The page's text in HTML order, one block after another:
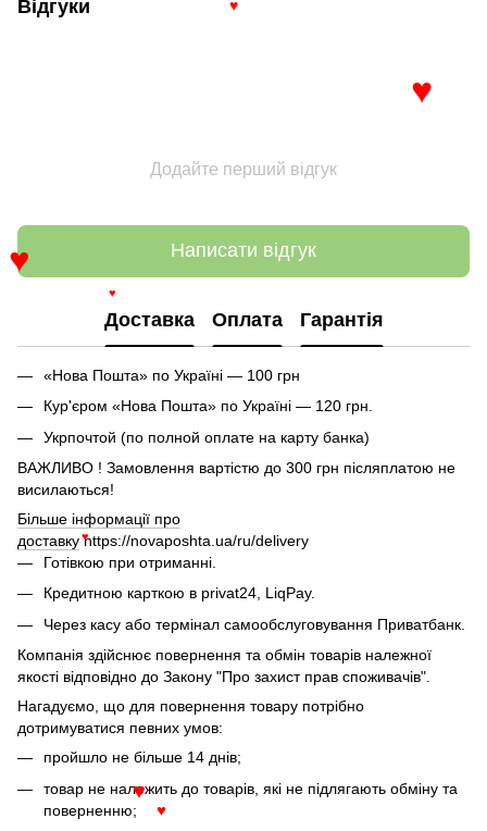
Відгуки
Додайте перший відгук
Написати відгук
Доставка Оплата Гарантія
«Нова Пошта» по Україні — 100 грн
Кур'єром «Нова Пошта» по Україні — 120 грн.
Укрпочтой (по полной оплате на карту банка)
ВАЖЛИВО ! Замовлення вартістю до 300 грн післяплатою не
висилаються!
Більше інформації про
доставкуhttps://novaposhta.ua/ru/delivery
Готівкою при отриманні.
Кредитною карткою в privat24, LiqPay.
Через касу або термінал самообслуговування Приватбанк.
Компанія здійснює повернення та обмін товарів належної
якості відповідно до Закону "Про захист прав споживачів".
Нагадуємо, що для повернення товару потрібно
дотримуватися певних умов:
пройшло не більше 14 днів;
товар не належить до товарів, які не підлягають обміну та
поверненню;♥
♥
♥